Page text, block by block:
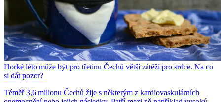
Horké léto může být pro třetinu Čechů větší zátěží pro srdce. Na co
si dát pozor?
Téměř 3,6 milionu Čechů žije s některým z kardiovaskulárních